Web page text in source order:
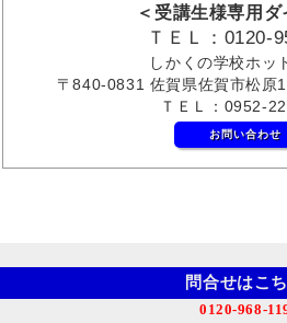
＜受講生様専用ダ
ＴＥＬ：0120-
しかくの学校ホッ
〒840-0831 佐賀県佐賀市松
ＴＥＬ：0952-
お問い合わせ
問合せはこ
0120-968-